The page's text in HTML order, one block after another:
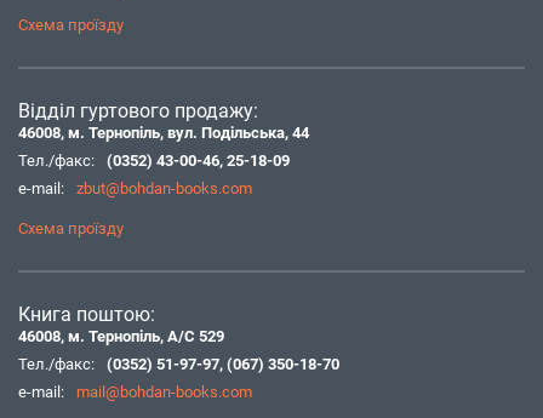
Схема проїзду
Відділ гуртового продажу:
46008, м. Тернопіль, вул. Подільська, 44
Тел./факс:
(0352) 43-00-46, 25-18-09
e-mail:
zbut@bohdan-books.com
Схема проїзду
Книга поштою:
46008, м. Тернопіль, А/С 529
Тел./факс:
(0352) 51-97-97, (067) 350-18-70
e-mail:
mail@bohdan-books.com